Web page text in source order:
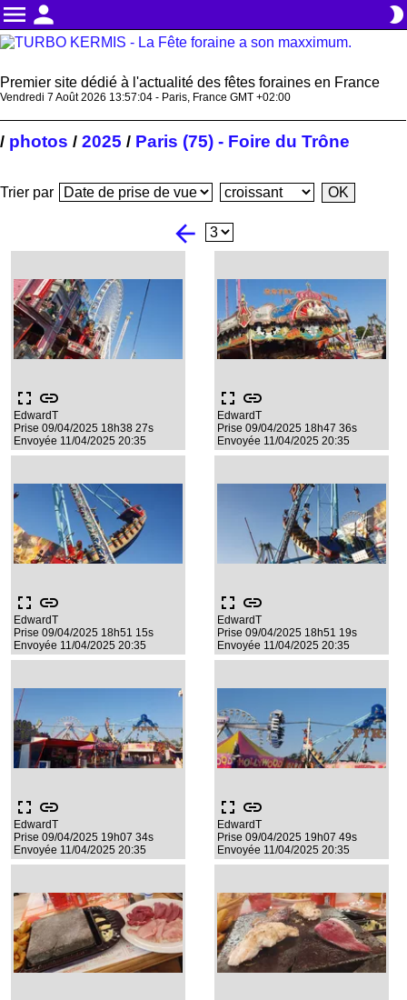
menu person brightness_2
Premier site dédié à l'actualité des fêtes foraines en France
Vendredi 7 Août 2026 13:57:05 - Paris, France GMT +02:00
/ photos / 2025 / Paris (75) - Foire du Trône
Trier par
arrow_back
fullscreen link
EdwardT
Prise 09/04/2025 18h38 27s
Envoyée 11/04/2025 20:35
fullscreen link
EdwardT
Prise 09/04/2025 18h47 36s
Envoyée 11/04/2025 20:35
fullscreen link
EdwardT
Prise 09/04/2025 18h51 15s
Envoyée 11/04/2025 20:35
fullscreen link
EdwardT
Prise 09/04/2025 18h51 19s
Envoyée 11/04/2025 20:35
fullscreen link
EdwardT
Prise 09/04/2025 19h07 34s
Envoyée 11/04/2025 20:35
fullscreen link
EdwardT
Prise 09/04/2025 19h07 49s
Envoyée 11/04/2025 20:35